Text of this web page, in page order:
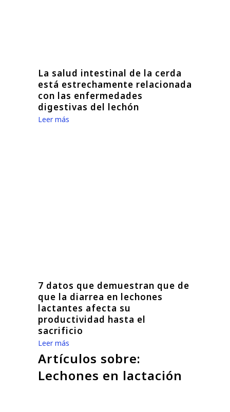
La salud intestinal de la cerda
está estrechamente relacionada
con las enfermedades
digestivas del lechón
Leer más
7 datos que demuestran que de
que la diarrea en lechones
lactantes afecta su
productividad hasta el
sacrificio
Leer más
Artículos sobre:
Lechones en lactación